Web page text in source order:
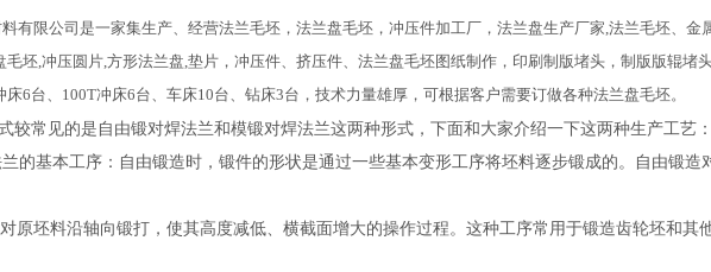
有限公司是一家集生产、经营法兰毛坯，法兰盘毛坯，冲压件加工厂，法兰盘生产厂家,法兰毛坯、金
毛坯,冲压圆片,方形法兰盘,垫片，冲压件、挤压件、法兰盘毛坯图纸制作，印刷制版堵头，制版版辊堵
床6台、100T冲床6台、车床10台、钻床3台，技术力量雄厚，可根据客户需要订做各种法兰盘毛坯。
较常见的是自由锻对焊法兰和模锻对焊法兰这两种形式，下面和大家介绍一下这两种生产工艺：
的基本工序：自由锻造时，锻件的形状是通过一些基本变形工序将坯料逐步锻成的。自由锻
坯料沿轴向锻打，使其高度减低、横截面增大的操作过程。这种工序常用于锻造齿轮坯和其